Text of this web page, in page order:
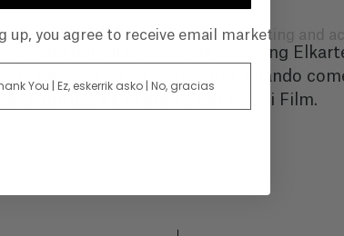
la sede del Club Vasco de Camping
hasta el 24 de noviembre, cuando
habitual, en el marco del Mendi Film.
up, you agree to receive email marketing and
You | Ez, eskerrik asko | No, gracias